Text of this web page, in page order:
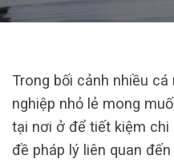
Trong bối cảnh nhiều cá
nghiệp nhỏ lẻ mong
tại nơi ở để tiết kiệm chi
đề pháp lý liên quan đến